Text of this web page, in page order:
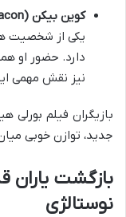
کوین بیکن (Kevin Bacon)
یکی از شخصیت
دارد. حضور او
نیز نقش مهمی
بازیگران فیلم بورلی
جدید، توازن خوبی
بازگشت یاران
نوستالژی